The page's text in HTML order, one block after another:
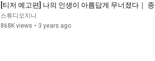
[티저 예고편] 나의 인생이 아름답게 무너졌다｜
스튜디오지니
868K views • 3 years ago